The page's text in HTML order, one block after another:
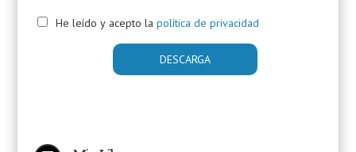
He leído y acepto la política de privacidad